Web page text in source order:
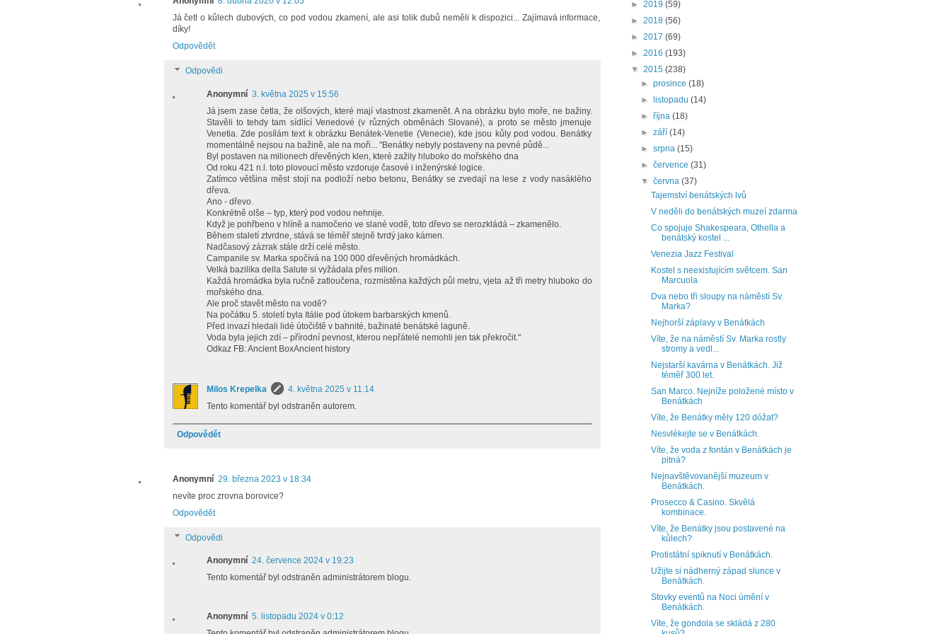
Já četl o kůlech dubových, co pod vodou zkamení, ale asi tolik dubů neměli k dispozici... Zajímavá informace,
díky!
Odpovědět
Odpovědi
Anonymní 3. května 2025 v 15:56
Já jsem zase četla, že olšových, které mají vlastnost zkamenět. A na obrázku bylo moře, ne bažiny.
Stavěli to tehdy tam sídlící Venedové (v různých obměnách Slované), a proto se město jmenuje
Venetia. Zde posílám text k obrázku Benátek-Venetie (Venecie), kde jsou kůly pod vodou. Benátky
momentálně nejsou na bažině, ale na moři... "Benátky nebyly postaveny na pevné půdě...
Byl postaven na milionech dřevěných klen, které zažily hluboko do mořského dna
Od roku 421 n.l. toto plovoucí město vzdoruje časové i inženýrské logice.
Zatímco většina měst stojí na podloží nebo betonu, Benátky se zvedají na lese z vody nasáklého
dřeva.
Ano - dřevo.
Konkrétně olše – typ, který pod vodou nehnije.
Když je pohřbeno v hlíně a namočeno ve slané vodě, toto dřevo se nerozkládá – zkamenělo.
Během staletí ztvrdne, stává se téměř stejně tvrdý jako kámen.
Nadčasový zázrak stále drží celé město.
Campanile sv. Marka spočívá na 100 000 dřevěných hromádkách.
Velká bazilika della Salute si vyžádala přes milion.
Každá hromádka byla ručně zatloučena, rozmístěna každých půl metru, vjeta až tři metry hluboko do
mořského dna.
Ale proč stavět město na vodě?
Na počátku 5. století byla Itálie pod útokem barbarských kmenů.
Před invazí hledali lidé útočiště v bahnité, bažinaté benátské laguně.
Voda byla jejich zdí – přírodní pevnost, kterou nepřátelé nemohli jen tak překročit."
Odkaz FB: Ancient BoxAncient history
Milos Krepelka
4. května 2025 v 11:14
Tento komentář byl odstraněn autorem.
Odpovědět
Anonymní 29. března 2023 v 18:34
nevíte proc zrovna borovice?
Odpovědět
Odpovědi
Anonymní 24. července 2024 v 19:23
Tento komentář byl odstraněn administrátorem blogu.
Anonymní 5. listopadu 2024 v 0:12
► 2019 (59)
► 2018 (56)
► 2017 (69)
► 2016 (193)
▼ 2015 (238)
► prosince (18)
►
listopadu (14)
► října (18)
► září (14)
► srpna (15)
► července (31)
▼ června (37)
Tajemství benátských lvů
V neděli do benátských muzeí zdarma
Co spojuje Shakespeara, Othella a
benátský kostel ...
Venezia Jazz Festival
Kostel s neexistujícím světcem. San
Marcuola
Dva nebo tři sloupy na náměstí Sv.
Marka?
Nejhorší záplavy v Benátkách
Víte, že na náměstí Sv. Marka rostly
stromy a vedl...
Nejstarší kavárna v Benátkách. Již
téměř 300 let.
San Marco. Nejníže položené místo v
Benátkách
Víte, že Benátky měly 120 dóžat?
Nesvlékejte se v Benátkách.
Víte, že voda z fontán v Benátkách je
pitná?
Nejnavštěvovanější muzeum v
Benátkách.
Prosecco & Casino. Skvělá
kombinace.
Víte, že Benátky jsou postavené na
kůlech?
Protistátní spiknutí v Benátkách.
Užijte si nádherný západ slunce v
Benátkách.
Stovky eventů na Noci úmění v
Benátkách.
Víte, že gondola se skládá z 280